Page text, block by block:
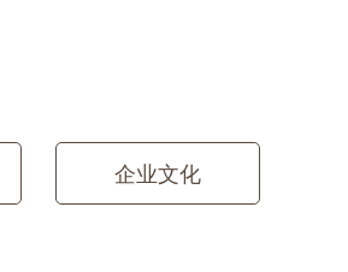
企业文化